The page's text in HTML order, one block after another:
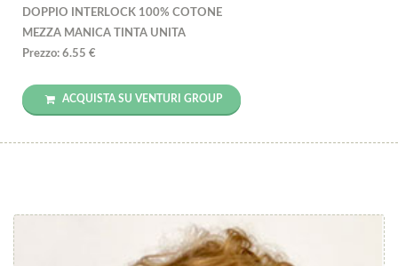
DOPPIO INTERLOCK 100% COTONE
MEZZA MANICA TINTA UNITA
Prezzo: 6.55 €
ACQUISTA SU VENTURI GROUP